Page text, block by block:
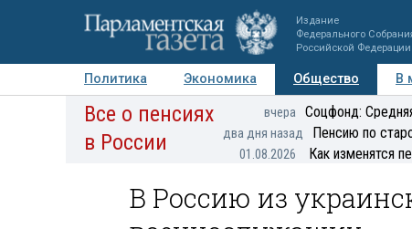
Издание
Федерального
Российской Федерации
Политика Экономика Общество В
Авторы Персоны Мнения Регионы
Все о пенсиях
в России
вчера Соцфонд:
два дня назад Пенсию по
01.08.2026 Как изменятся
В Россию из